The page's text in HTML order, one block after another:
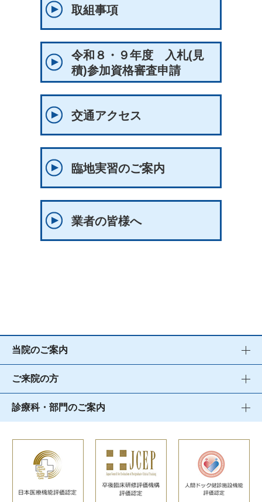
取組事項
令和８・９年度 入札(見
積)参加資格審査申請
交通アクセス
臨地実習のご案内
業者の皆様へ
当院のご案内
ご来院の方
診療科・部門のご案内